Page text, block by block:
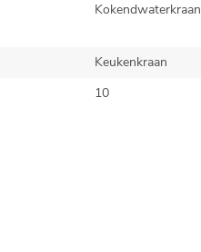
Kokendwaterkraan
Keukenkraan
10